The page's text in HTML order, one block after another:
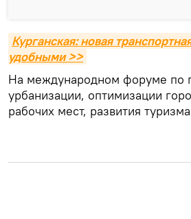
Курганская: новая
удобными >>
На международном форуме по
урбанизации, оптимизации
рабочих мест, развития